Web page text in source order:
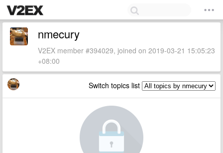
nmecury
V2EX member #394029, joined on 2019-03-21 15:05:23
+08:00
Switch topics list